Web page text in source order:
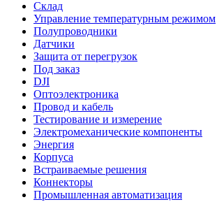
Склад
Управление температурным режимом
Полупроводники
Датчики
Защита от перегрузок
Под заказ
DJI
Оптоэлектроника
Провод и кабель
Тестирование и измерение
Электромеханические компоненты
Энергия
Корпуса
Встраиваемые решения
Коннекторы
Промышленная автоматизация